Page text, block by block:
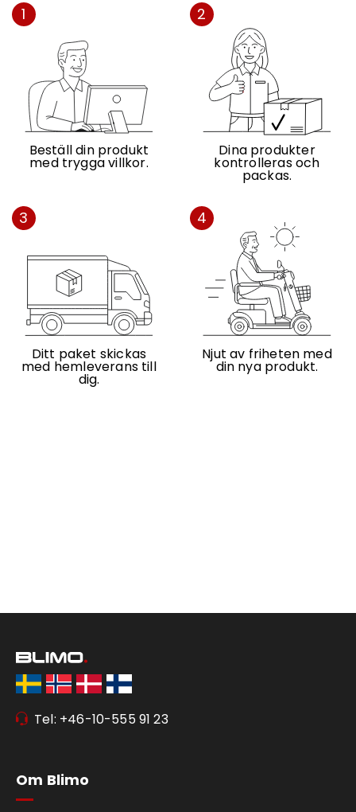
1
Beställ din produkt
med trygga villkor.
2
Dina produkter
kontrolleras och
packas.
3
Ditt paket skickas
med hemleverans till
dig.
4
Njut av friheten med
din nya produkt.
Tel: +46-10-555 91 23
Om Blimo